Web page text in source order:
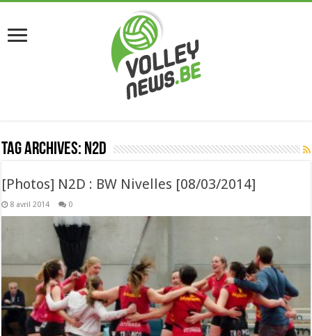
Tag Archives: N2D
[Photos] N2D : BW Nivelles [08/03/2014]
8 avril 2014 0